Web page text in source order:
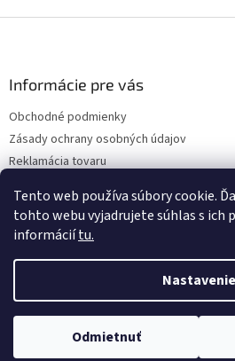
Tento web používa súbory cookie.
tohto webu vyjadrujete súhlas s ich
informáciítu.
Nastavenie
Odmietnuť
Informácie pre vás
Obchodné podmienky
Zásady ochrany osobných údajov
Reklamácia tovaru
Napíšte nám
Vytvoril
Copyright 2026 .